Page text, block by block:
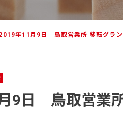
年11月9日 鳥取営業所 移転グラン
9日 鳥取営業